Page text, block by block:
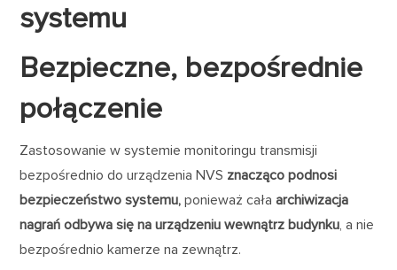
systemu
Bezpieczne, bezpośrednie
połączenie
Zastosowanie w systemie monitoringu transmisji
bezpośrednio do urządzenia NVS znacząco podnosi
bezpieczeństwo systemu, ponieważ całaarchiwizacja
nagrań odbywa się na urządzeniu wewnątrz budynku, a nie
bezpośrednio kamerze na zewnątrz.